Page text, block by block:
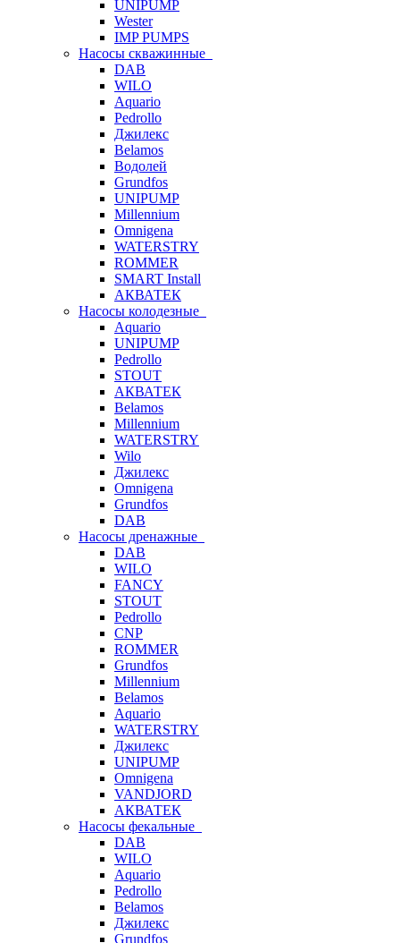
UNIPUMP
Wester
IMP PUMPS
Насосы скважинные
DAB
WILO
Aquario
Pedrollo
Джилекс
Belamos
Водолей
Grundfos
UNIPUMP
Millennium
Omnigena
WATERSTRY
ROMMER
SMART Install
АКВАТЕК
Насосы колодезные
Aquario
UNIPUMP
Pedrollo
STOUT
АКВАТЕК
Belamos
Millennium
WATERSTRY
Wilo
Джилекс
Omnigena
Grundfos
DAB
Насосы дренажные
DAB
WILO
FANCY
STOUT
Pedrollo
CNP
ROMMER
Grundfos
Millennium
Belamos
Aquario
WATERSTRY
Джилекс
UNIPUMP
Omnigena
VANDJORD
АКВАТЕК
Насосы фекальные
DAB
WILO
Aquario
Pedrollo
Belamos
Джилекс
Grundfos